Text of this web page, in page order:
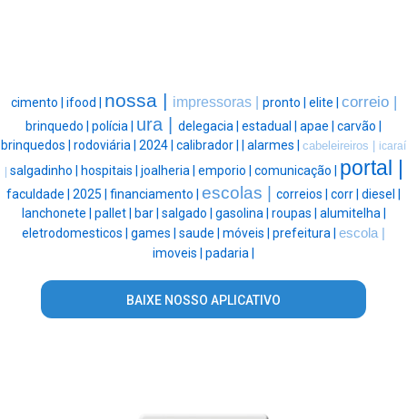
cimento | ifood | nossa | impressoras | pronto | elite | correio |
brinquedo | polícia | ura | delegacia | estadual | apae | carvão |
brinquedos | rodoviária | 2024 | calibrador | alarmes | cabeleireiros |
icaraí
| salgadinho | hospitais | joalheria | emporio | comunicação | portal |
faculdade | 2025 | financiamento | escolas | correios | corr | diesel |
lanchonete | pallet | bar | salgado | gasolina | roupas | alumitelha |
eletrodomesticos | games | saude | móveis | prefeitura | escola |
imoveis | padaria |
BAIXE NOSSO APLICATIVO